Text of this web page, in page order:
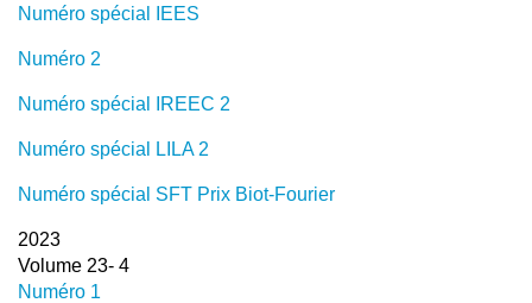
Numéro spécial IEES
Numéro 2
Numéro spécial IREEC 2
Numéro spécial LILA 2
Numéro spécial SFT Prix Biot-Fourier
2023
Volume 23- 4
Numéro 1